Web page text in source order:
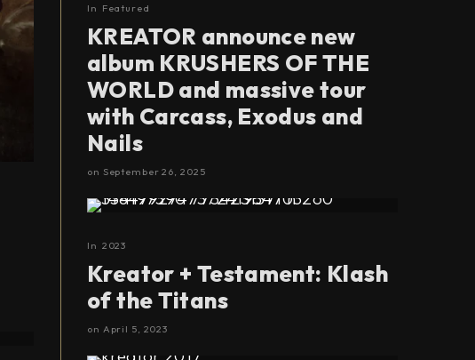
In Featured
KREATOR announce new
album KRUSHERS OF THE
WORLD and massive tour
with Carcass, Exodus and
Nails
on September 26, 2025
In 2023
Kreator + Testament: Klash
of the Titans
on April 5, 2023